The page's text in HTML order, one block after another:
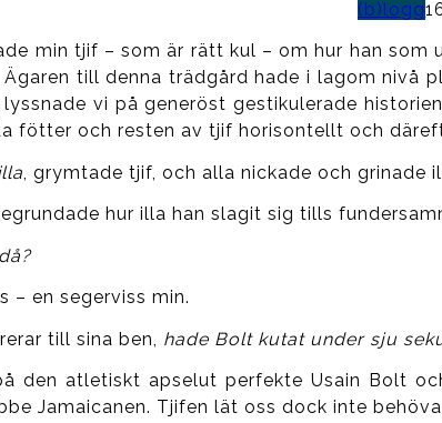
(b)logg
min tjif – som är rätt kul – om hur han
Ägaren till denna trädgård hade i lagom nivå
lyssnade vi på generöst gestikulerade
och resten av tjif horisontellt och
, grymtade tjif, och alla nickade och grinade
hur illa han slagit sig tills
– en segerviss min.
till sina ben, hade Bolt kutat under sju
den atletiskt apselut perfekte Usain Bolt
Jamaicanen. Tjifen lät oss dock inte